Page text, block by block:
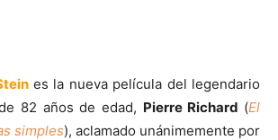
es la nueva película del legendario
82 años de edad, Pierre Richard (El
simples), aclamado unánimemente por